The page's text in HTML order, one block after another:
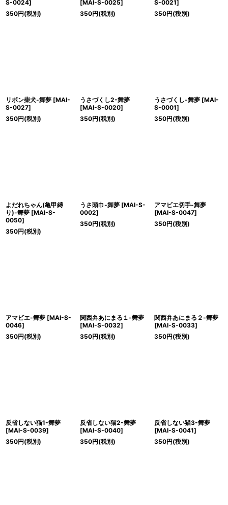
S-0024]
350円(税別)
[MAI-S-0025]
350円(税別)
S-0021]
350円(税別)
リボン柴犬-舞夢 [MAI-
S-0027]
350円(税別)
うさづくし2-舞夢
[MAI-S-0020]
350円(税別)
うさづくし-舞夢 [MAI-
S-0001]
350円(税別)
よだれちゃん(亀甲縛
り)-舞夢 [MAI-S-
0050]
350円(税別)
うさ頭巾-舞夢 [MAI-S-
0002]
350円(税別)
アマビエ切手-舞夢
[MAI-S-0047]
350円(税別)
アマビエ-舞夢 [MAI-S-
0046]
350円(税別)
関西弁あにまる１-舞夢
[MAI-S-0032]
350円(税別)
関西弁あにまる２-舞夢
[MAI-S-0033]
350円(税別)
反省しない猫1-舞夢
[MAI-S-0039]
350円(税別)
反省しない猫2-舞夢
[MAI-S-0040]
350円(税別)
反省しない猫3-舞夢
[MAI-S-0041]
350円(税別)